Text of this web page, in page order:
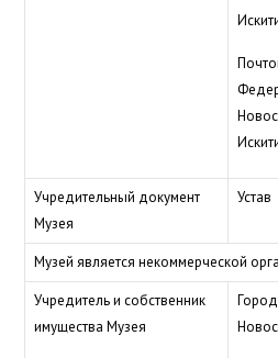
Учредительный документ
Музея
Устав
Музей является некоммерческой
Учредитель и собственник
имущества Музея